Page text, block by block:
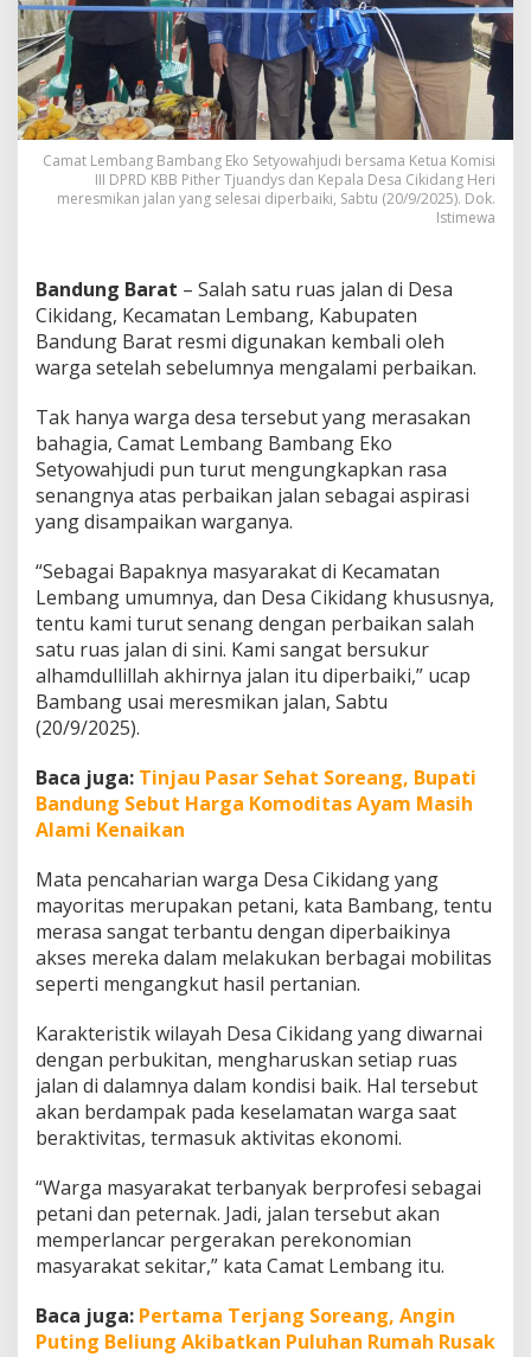
i
p
e
r
a
i
k
i
,
a
t
L
e
m
a
n
g
:
P
e
l
a
n
c
a
P
e
e
r
n
E
k
n
o
i
Camat Lembang Bambang Eko Setyowahjudi bersama Ketua Komisi
III DPRD KBB Pither Tjuandys dan Kepala Desa Cikidang Heri
meresmikan jalan yang selesai diperbaiki, Sabtu (20/9/2025). Dok.
Istimewa
Bandung Barat – Salah satu ruas jalan di Desa
Cikidang, Kecamatan Lembang, Kabupaten
Bandung Barat resmi digunakan kembali oleh
warga setelah sebelumnya mengalami perbaikan.
Tak hanya warga desa tersebut yang merasakan
bahagia, Camat Lembang Bambang Eko
Setyowahjudi pun turut mengungkapkan rasa
senangnya atas perbaikan jalan sebagai aspirasi
yang disampaikan warganya.
“Sebagai Bapaknya masyarakat di Kecamatan
Lembang umumnya, dan Desa Cikidang khususnya,
tentu kami turut senang dengan perbaikan salah
satu ruas jalan di sini. Kami sangat bersukur
alhamdullillah akhirnya jalan itu diperbaiki,” ucap
Bambang usai meresmikan jalan, Sabtu
(20/9/2025).
Baca juga: Tinjau Pasar Sehat Soreang, Bupati
Bandung Sebut Harga Komoditas Ayam Masih
Alami Kenaikan
Mata pencaharian warga Desa Cikidang yang
mayoritas merupakan petani, kata Bambang, tentu
merasa sangat terbantu dengan diperbaikinya
akses mereka dalam melakukan berbagai mobilitas
seperti mengangkut hasil pertanian.
Karakteristik wilayah Desa Cikidang yang diwarnai
dengan perbukitan, mengharuskan setiap ruas
jalan di dalamnya dalam kondisi baik. Hal tersebut
akan berdampak pada keselamatan warga saat
beraktivitas, termasuk aktivitas ekonomi.
“Warga masyarakat terbanyak berprofesi sebagai
petani dan peternak. Jadi, jalan tersebut akan
memperlancar pergerakan perekonomian
masyarakat sekitar,” kata Camat Lembang itu.
Baca juga: Pertama Terjang Soreang, Angin
Puting Beliung Akibatkan Puluhan Rumah Rusak